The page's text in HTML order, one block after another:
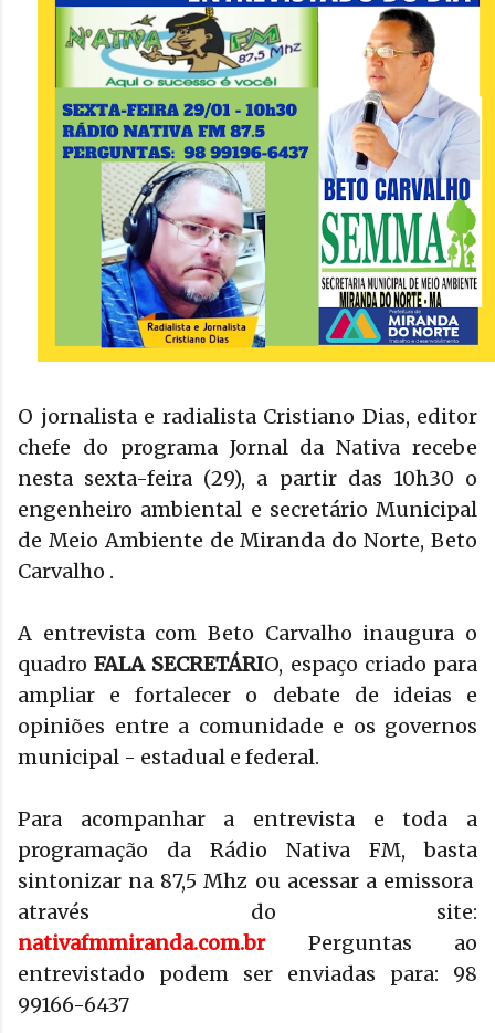
O jornalista e radialista Cristiano Dias, editor
chefe do programa Jornal da Nativa recebe
nesta sexta-feira (29), a partir das 10h30 o
engenheiro ambiental e secretário Municipal
de Meio Ambiente de Miranda do Norte, Beto
Carvalho .
A entrevista com Beto Carvalho inaugura o
quadroFALA SECRETÁRIO, espaço criado para
ampliar e fortalecer o debate de ideias e
opiniões entre a comunidade e os governos
municipal - estadual e federal.
Para acompanhar a entrevista e toda a
programação da Rádio Nativa FM, basta
sintonizar na 87,5 Mhz ou acessar a emissora
através do site:
nativafmmiranda.com.br
Perguntas ao
entrevistado podem ser enviadas para: 98
99166-6437